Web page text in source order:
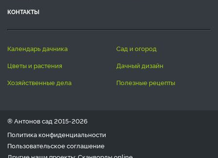
КОНТАКТЫ
календарь дачника
сад и огород
цветы и растения
дачный дизайн
хозяйственные дела
полезные рецепты
® Антонов сад 2015-2026
Политика конфиденциальности
Пользовательское соглашение